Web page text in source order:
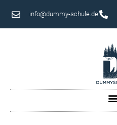
info@dummy-schule.de